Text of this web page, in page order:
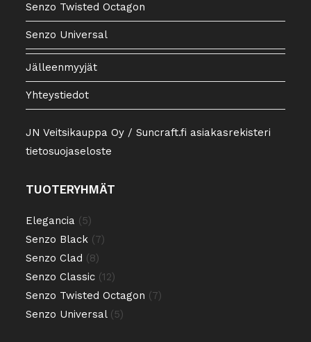
Senzo Twisted Octagon
Senzo Universal
Jälleenmyyjät
Yhteystiedot
JN Veitsikauppa Oy / Suncraft.fi asiakasrekisteri
tietosuojaseloste
TUOTERYHMÄT
Elegancia 55
tuotetta
Senzo Black 77
Senzo Clad 88
tuotetta
Senzo Classic 1212
tuotetta
Senzo Twisted Octagon 77
Senzo Universal 55